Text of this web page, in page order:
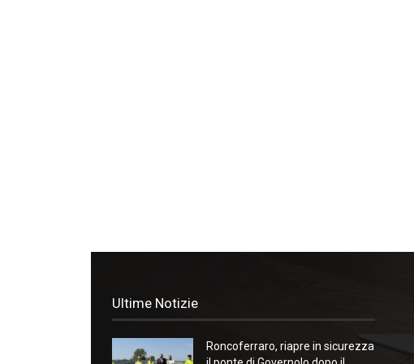
Ultime Notizie
Roncoferraro, riapre in sicurezza